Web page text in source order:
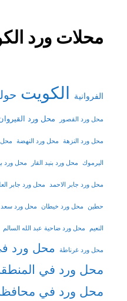
محلات ورد
الفروانية الكويت
محل ورد القصور محل ورد
محل ورد النزهة محل ورد النهضة محل
اليرموك محل ورد بنيد القار محل ورد
محل ورد جابر الاحمد محل ورد جابر
حطين محل ورد خيطان محل ورد سعد
النعيم محل ورد ضاحية عبد الله السالم
محل ورد غرناطة
محل ورد
محل ورد في
محل ورد في